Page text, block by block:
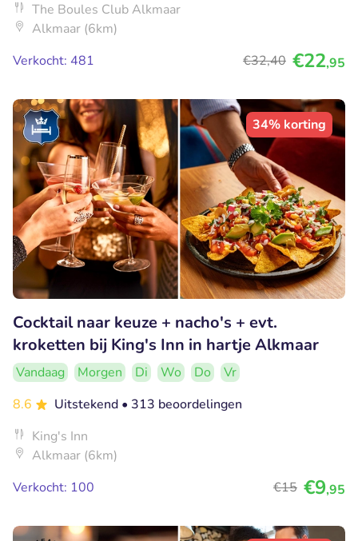
The Boules Club Alkmaar
Alkmaar (6km)
Verkocht: 481
€32,40 €22,95
34% korting
Cocktail naar keuze + nacho's + evt.
kroketten bij King's Inn in hartje Alkmaar
Vandaag Morgen Di Wo Do
Vr
8.6
Uitstekend • 313 beoordelingen
King's Inn
Alkmaar (6km)
Verkocht: 100
€15 €9,95